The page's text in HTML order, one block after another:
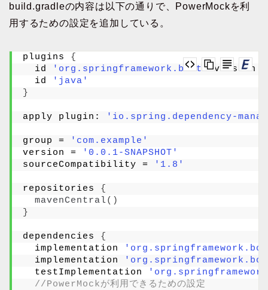
build.gradleの内容は以下の通りで、PowerMockを利
用するための設定を追加している。
plugins {
  id
'org.springframework.boot' version
  id
'java'
}
apply plugin: 'io.spring.dependency-
group =
'com.example'
version =
'0.0.1-SNAPSHOT'
sourceCompatibility =
'1.8'
repositories {
mavenCentral()
}
dependencies {
  implementation
  implementation
  testImplementation
//PowerMockが利用できるための設定